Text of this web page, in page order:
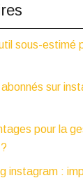
sous-estimé
sur
pour la
instagram :